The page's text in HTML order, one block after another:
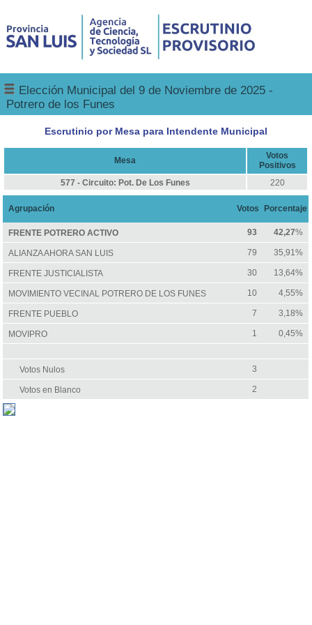
Elección Municipal del 9 de Noviembre de 2025 -
Potrero de los Funes
Escrutinio por Mesa para Intendente Municipal
Mesa
Votos
Positivos
577 - Circuito: Pot. De Los Funes
220
Agrupación Votos Porcentaje
FRENTE POTRERO ACTIVO 93 42,27%
ALIANZA AHORA SAN LUIS 79 35,91%
FRENTE JUSTICIALISTA 30 13,64%
MOVIMIENTO VECINAL POTRERO DE LOS FUNES 10 4,55%
FRENTE PUEBLO 7 3,18%
MOVIPRO 1 0,45%
Votos Nulos 3
Votos en Blanco 2